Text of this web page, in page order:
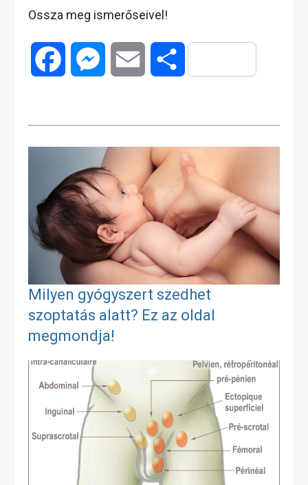
Ossza meg ismerőseivel!
c
b
o
k
s
e
n
g
e
r
a
O
s
z
m
e
g
Milyen gyógyszert szedhet
szoptatás alatt? Ez az oldal
megmondja!